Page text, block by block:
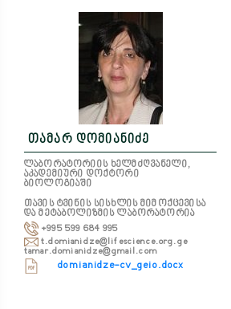
თამარ დომიანიძე
ლაბორატორიის ხელმძღვანელი,
აკადემიური დოქტორი
ბიოლოგიაში
თავის ტვინის სისხლის მიმოქცევისა
და მეტაბოლიზმის ლაბორატორია
+995 599 684 995
t.domianidze@lifescience.org.ge
tamar.domianidze@gmail.com
domianidze-cv_geio.docx